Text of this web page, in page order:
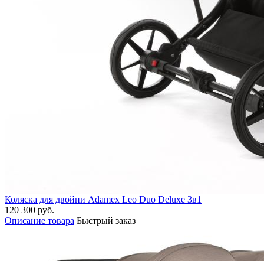
Коляска для двойни Adamex Leo Duo Deluxe 3в1
120 300 руб.
Описание товара Быстрый заказ